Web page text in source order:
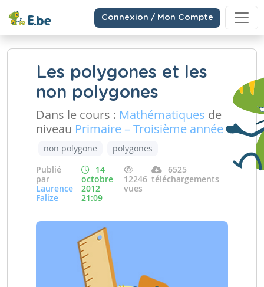
Connexion / Mon Compte
Les polygones et les
non polygones
Dans le cours : Mathématiques de
niveau Primaire – Troisième année
non polygone
polygones
Publié
par
Laurence
Falize
14
octobre
2012
21:09
12246
vues
6525
téléchargements